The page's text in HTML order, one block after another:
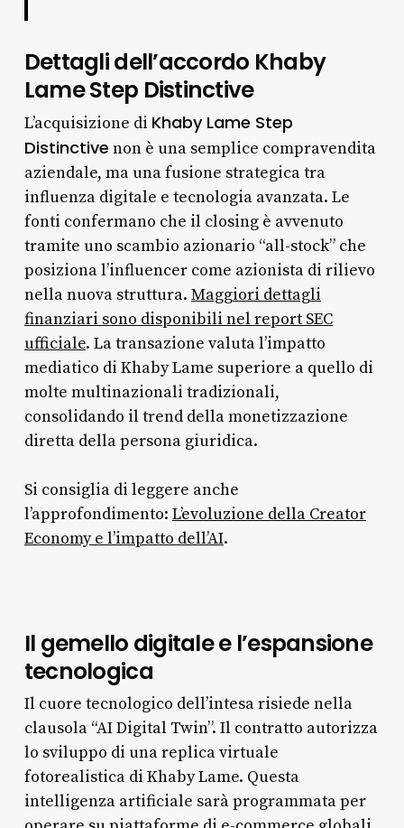
Dettagli dell’accordo Khaby
Lame Step Distinctive
L’acquisizione di Khaby Lame Step
Distinctive non è una semplice compravendita
aziendale, ma una fusione strategica tra
influenza digitale e tecnologia avanzata. Le
fonti confermano che il closing è avvenuto
tramite uno scambio azionario “all-stock” che
posiziona l’influencer come azionista di rilievo
nella nuova struttura. Maggiori dettagli
finanziari sono disponibili nel report SEC
ufficiale. La transazione valuta l’impatto
mediatico di Khaby Lame superiore a quello di
molte multinazionali tradizionali,
consolidando il trend della monetizzazione
diretta della persona giuridica.
Si consiglia di leggere anche
l’approfondimento: L’evoluzione della Creator
Economy e l’impatto dell’AI.
Il gemello digitale e l’espansione
tecnologica
Il cuore tecnologico dell’intesa risiede nella
clausola “AI Digital Twin”. Il contratto autorizza
lo sviluppo di una replica virtuale
fotorealistica di Khaby Lame. Questa
intelligenza artificiale sarà programmata per